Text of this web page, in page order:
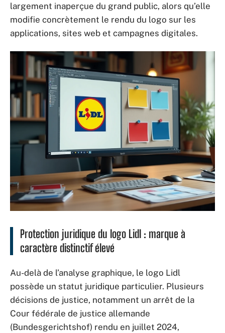
largement inaperçue du grand public, alors qu’elle
modifie concrètement le rendu du logo sur les
applications, sites web et campagnes digitales.
Protection juridique du logo Lidl : marque à
caractère distinctif élevé
Au-delà de l’analyse graphique, le logo Lidl
possède un statut juridique particulier. Plusieurs
décisions de justice, notamment un arrêt de la
Cour fédérale de justice allemande
(Bundesgerichtshof) rendu en juillet 2024,